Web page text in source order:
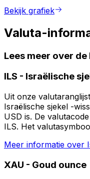
Bekijk grafiek
Valuta-
Lees meer over de
ILS - Israëlische
Uit onze
Israëlische sjekel -
USD is. De
ILS. Het
Meer informatie over
XAU - Goud ounce